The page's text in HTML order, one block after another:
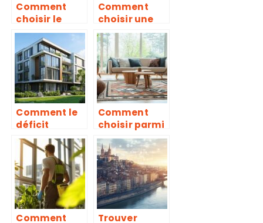
Comment
choisir le
meilleur
service de
réparation de
volets
roulants
d’urgence
près de chez
vous
Comment
choisir une
entreprise de
rénovation de
toiture en Île-
de-France ?
Comment le
déficit
foncier
optimise
votre
investisseme
nt immobilier
locatif
Comment
choisir parmi
une vaste
collection de
tapis pour
sublimer
votre
intérieur
Comment
Trouver